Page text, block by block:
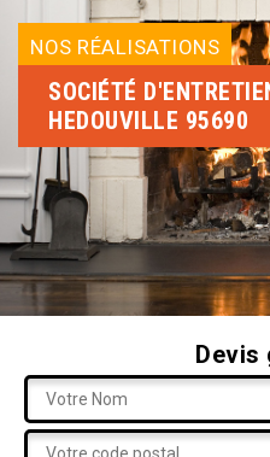
NOS RÉALISATIONS
SOCIÉTÉ
HEDOUVILLE 95690
Devis